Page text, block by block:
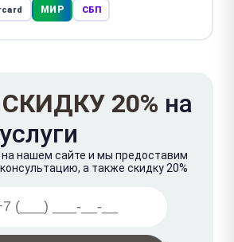
МИР СБП
СКИДКУ 20% на
на нашем сайте и мы предоставим
а также скидку 20%